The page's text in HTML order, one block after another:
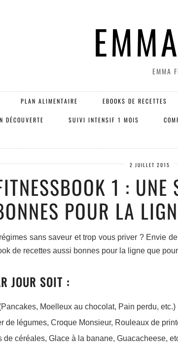
EMMA
PLAN ALIMENTAIRE EBOOKS DE RECETTES
DÉCOUVERTE SUIVI INTENSIF 1 MOIS
2 JUILLET 2015
1 : UNE
POUR LA
sans saveur et trop vous priver ? Envie
de recettes aussi bonnes pour la ligne que
JOUR SOIT :
Moelleux au chocolat, Pain perdu, etc.)
de légumes, Croque Monsieur, Rouleaux de
de céréales, Glace à la banane, Guacacheese,